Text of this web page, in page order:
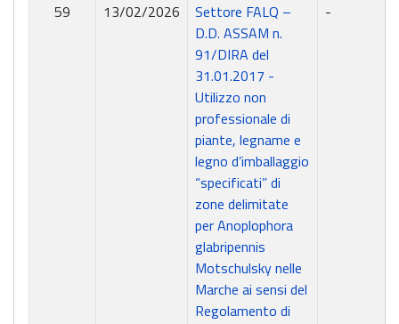
59 13/02/2026
Settore FALQ –
D.D. ASSAM n.
91/DIRA del
31.01.2017 -
Utilizzo non
professionale di
piante, legname e
legno d’imballaggio
“specificati” di
zone delimitate
per Anoplophora
glabripennis
Motschulsky nelle
Marche ai sensi del
Regolamento di
-